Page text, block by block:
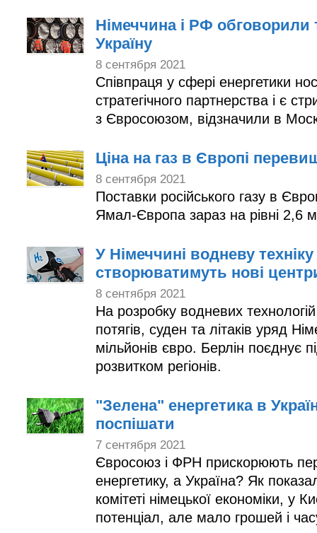
Німеччина і РФ обговорили
Україну
8 сентября 2021
Співпраця у сфері енергетики
стратегічного партнерства і є
з Євросоюзом, відзначили в
Ціна на газ в Європі
8 сентября 2021
Поставки російського газу в
Ямал-Європа зараз на рівні 2,6
У Німеччині водневу
створюватимуть нові
8 сентября 2021
На розробку водневих
потягів, суден та літаків уряд
мільйонів євро. Берлін поєднує
розвитком регіонів.
"Зелена" енергетика в
поспішати
7 сентября 2021
Євросоюз і ФРН прискорюють
енергетику, а Україна? Як
комітеті німецької економіки, у
потенціал, але мало грошей і